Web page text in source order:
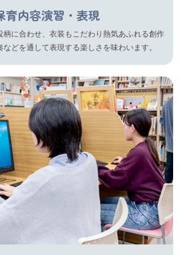
育内容演習・表現
柄に合わせ、衣装もこだわり熱気あふれる創作
どを通して表現する楽しさを味わいます。